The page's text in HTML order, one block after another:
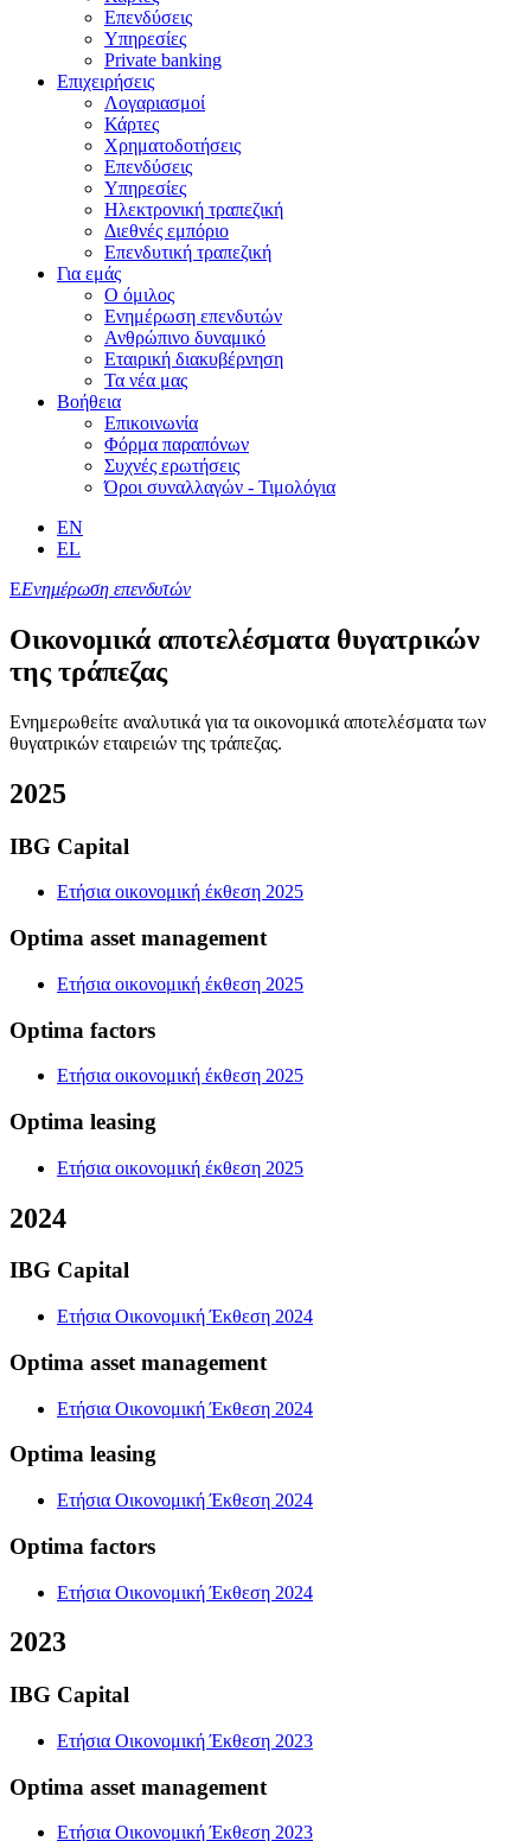
Επενδύσεις
Υπηρεσίες
Private banking
Επιχειρήσεις
Λογαριασμοί
Κάρτες
Χρηματοδοτήσεις
Επενδύσεις
Υπηρεσίες
Ηλεκτρονική τραπεζική
Διεθνές εμπόριο
Επενδυτική τραπεζική
Για εμάς
Ο όμιλος
Ενημέρωση επενδυτών
Ανθρώπινο δυναμικό
Εταιρική διακυβέρνηση
Τα νέα μας
Βοήθεια
Επικοινωνία
Φόρμα παραπόνων
Συχνές ερωτήσεις
Όροι συναλλαγών - Τιμολόγια
EN
EL
ΕΕνημέρωση επενδυτών
Οικονομικά αποτελέσματα θυγατρικών
της τράπεζας
Ενημερωθείτε αναλυτικά για τα οικονομικά αποτελέσματα των
θυγατρικών εταιρειών της τράπεζας.
2025
IBG Capital
Ετήσια οικονομική έκθεση 2025
Optima asset management
Ετήσια οικονομική έκθεση 2025
Optima factors
Ετήσια οικονομική έκθεση 2025
Optima leasing
Ετήσια οικονομική έκθεση 2025
2024
IBG Capital
Ετήσια Οικονομική Έκθεση 2024
Optima asset management
Ετήσια Οικονομική Έκθεση 2024
Optima leasing
Ετήσια Οικονομική Έκθεση 2024
Optima factors
Ετήσια Οικονομική Έκθεση 2024
2023
IBG Capital
Ετήσια Οικονομική Έκθεση 2023
Optima asset management
Ετήσια Οικονομική Έκθεση 2023